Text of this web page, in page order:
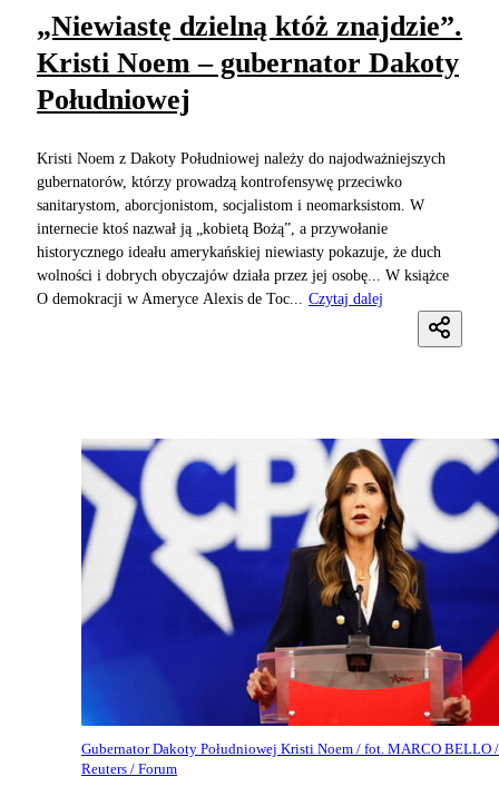
„Niewiastę dzielną któż znajdzie”.
Kristi Noem – gubernator Dakoty
Południowej
Kristi Noem z Dakoty Południowej należy do najodważniejszych
gubernatorów, którzy prowadzą kontrofensywę przeciwko
sanitarystom, aborcjonistom, socjalistom i neomarksistom. W
internecie ktoś nazwał ją „kobietą Bożą”, a przywołanie
historycznego ideału amerykańskiej niewiasty pokazuje, że duch
wolności i dobrych obyczajów działa przez jej osobę... W książce
O demokracji w Ameryce Alexis de Toc...
Czytaj dalej
Gubernator Dakoty Południowej Kristi Noem / fot. MARCO BELLO /
Reuters / Forum